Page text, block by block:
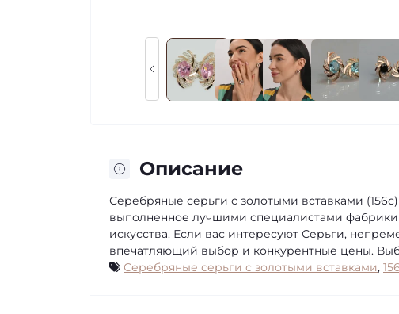
Описание
Серебряные серьги с золотыми вставками
выполненное лучшими специалистами
искусства. Если вас интересуют Серьги,
впечатляющий выбор и конкурентные цены.
Серебряные серьги с золотыми вставками,